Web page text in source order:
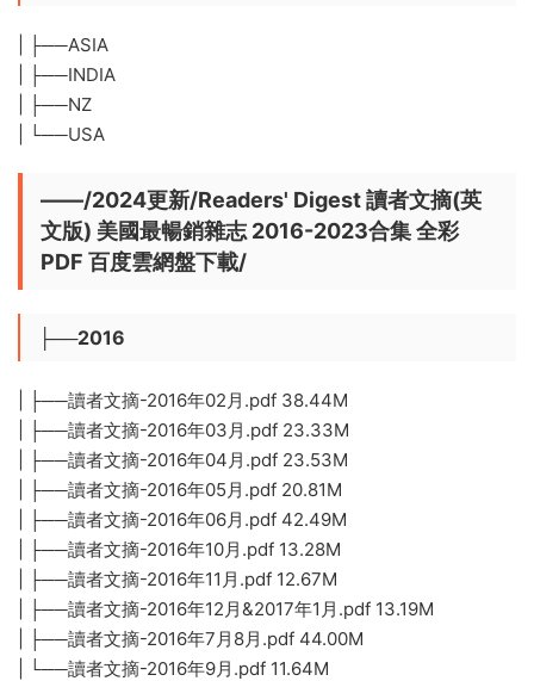
| ├──ASIA
| ├──INDIA
| ├──NZ
| └──USA
——/2024更新/Readers' Digest 讀者文摘(英
文版) 美國最暢銷雜志 2016-2023合集 全彩
PDF 百度雲網盤下載/
├──2016
| ├──讀者文摘-2016年02月.pdf 38.44M
| ├──讀者文摘-2016年03月.pdf 23.33M
| ├──讀者文摘-2016年04月.pdf 23.53M
| ├──讀者文摘-2016年05月.pdf 20.81M
| ├──讀者文摘-2016年06月.pdf 42.49M
| ├──讀者文摘-2016年10月.pdf 13.28M
| ├──讀者文摘-2016年11月.pdf 12.67M
| ├──讀者文摘-2016年12月&2017年1月.pdf 13.19M
| ├──讀者文摘-2016年7月8月.pdf 44.00M
| └──讀者文摘-2016年9月.pdf 11.64M